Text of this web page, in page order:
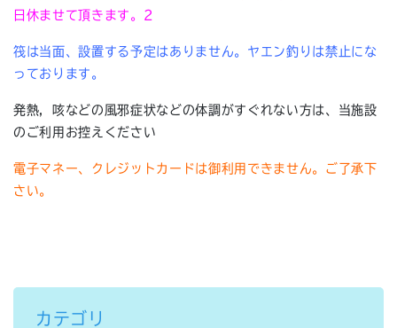
日休ませて頂きます。2
筏は当面、設置する予定はありません。ヤエン釣りは禁止にな
っております。
発熱，咳などの風邪症状などの体調がすぐれない方は、当施設
のご利用お控えください
電子マネー、クレジットカードは御利用できません。ご了承下
さい。
カテゴリ